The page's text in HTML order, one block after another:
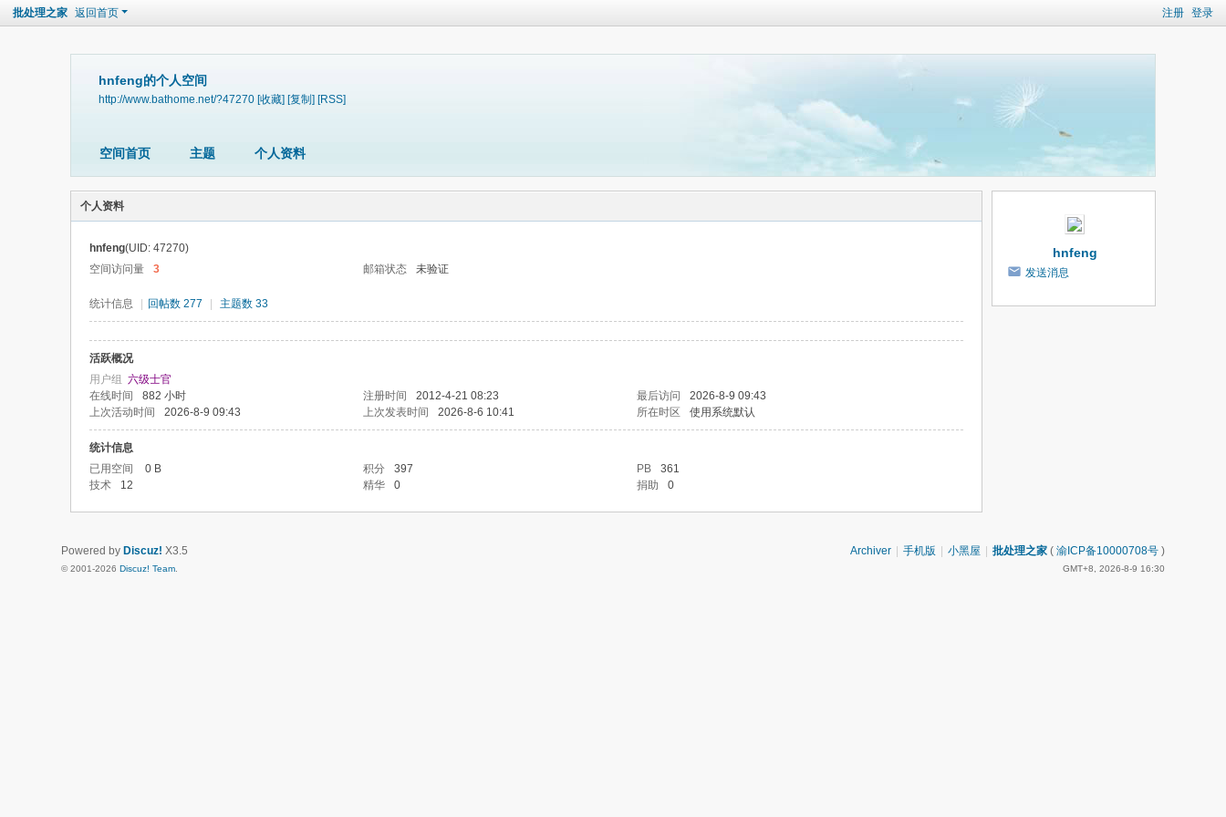
注册 登录
批处理之家 返回首页
hnfeng的个人空间
http://www.bathome.net/?47270 [收藏] [复制] [RSS]
空间首页 主题 个人资料
个人资料
hnfeng(UID: 47270)
空间访问量
3 邮箱状态 未验证
统计信息 回帖数 277 主题数 33
活跃概况
用户组 六级士官
在线时间
882 小时 注册时间 2012-4-21 08:23 最后访问
2026-8-9 09:43
上次活动时间
2026-8-9 09:43 上次发表时间 2026-8-6 10:41 所在时区 使用系统默认
统计信息
已用空间
0 B 积分 397 PB
361
技术
12 精华 0 捐助 0
hnfeng
发送消息
Archiver 手机版 小黑屋 批处理之家 ( 渝ICP备10000708号 )
GMT+8, 2026-8-9 16:30
Powered by Discuz! X3.5
© 2001-2026 Discuz! Team